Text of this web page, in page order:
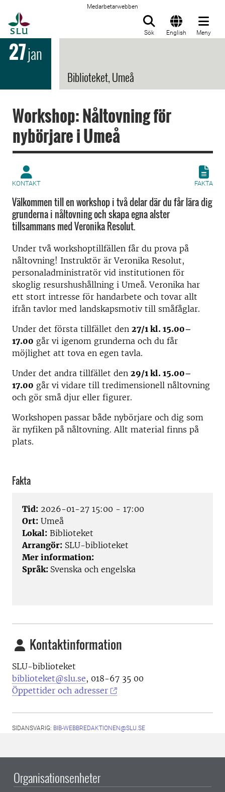
Medarbetarwebben
Sök English Meny
27jan
Biblioteket, Umeå
Workshop: Nåltovning för
nybörjare i Umeå
KONTAKT FAKTA
Välkommen till en workshop i två delar där du får lära dig
grunderna i nåltovning och skapa egna alster
tillsammans med Veronika Resolut.
Under två workshop­tillfällen får du prova på
nåltovning! Instruktör är Veronika Resolut,
personaladministratör vid institutionen för
skoglig resurshushållning i Umeå. Veronika har
ett stort intresse för handarbete och tovar allt
ifrån tavlor med landskapsmotiv till småfåglar.
Under det första tillfället den 27/1 kl. 15.00–
17.00 går vi igenom grunderna och du får
möjlighet att tova en egen tavla.
Under det andra tillfället den 29/1 kl. 15.00–
17.00 går vi vidare till tredimensionell nåltovning
och gör små djur eller figurer.
Workshopen passar både nybörjare och dig som
är nyfiken på nåltovning. Allt material finns på
plats.
Fakta
Tid: 2026-01-27 15:00 - 17:00
Ort: Umeå
Lokal: Biblioteket
Arrangör: SLU-biblioteket
Mer information:
Språk: Svenska och engelska
Kontaktinformation
SLU-biblioteket
biblioteket@slu.se, 018-67 35 00
Öppettider och adresser
SIDANSVARIG: BIB-WEBBREDAKTIONEN@SLU.SE
Organisationsenheter